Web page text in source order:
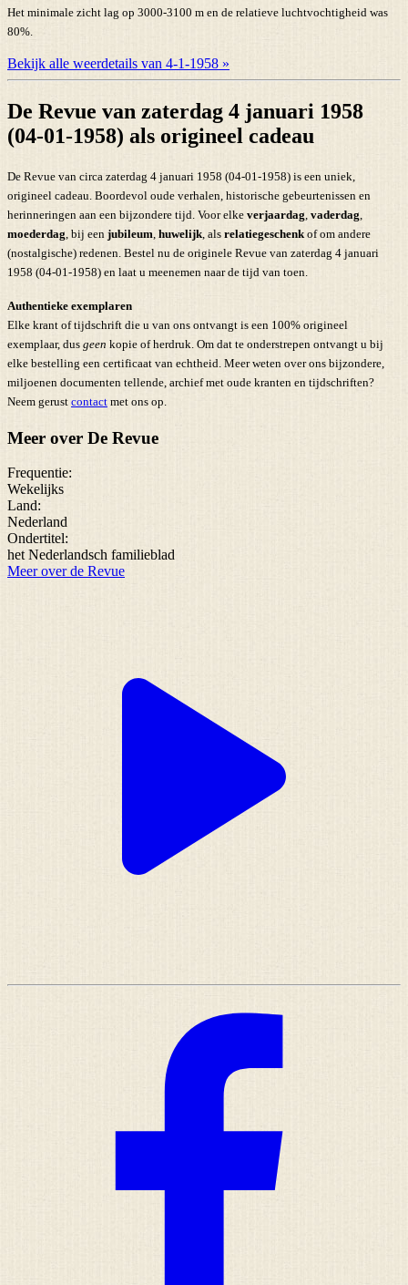
Het minimale zicht lag op 3000-3100 m en de relatieve luchtvochtigheid was
80%.
Bekijk alle weerdetails van 4-1-1958 »
De Revue van zaterdag 4 januari 1958
(04-01-1958) als origineel cadeau
De Revue van circa zaterdag 4 januari 1958 (04-01-1958) is een uniek,
origineel cadeau. Boordevol oude verhalen, historische gebeurtenissen en
herinneringen aan een bijzondere tijd. Voor elke verjaardag vaderdag
moederdag , bij een jubileum huwelijk , als relatiegeschenk of om andere
(nostalgische) redenen. Bestel nu de originele Revue van zaterdag 4 januari
1958 (04-01-1958) en laat u meenemen naar de tijd van toen.
Authentieke exemplaren
Elke krant of tijdschrift die u van ons ontvangt is een 100% origineel
exemplaar, dus geen kopie of herdruk. Om dat te onderstrepen ontvangt u bij
elke bestelling een certificaat van echtheid. Meer weten over ons bijzondere,
miljoenen documenten tellende, archief met oude kranten en tijdschriften?
Neem gerust contact met ons op.
Meer over De Revue
Frequentie:
Wekelijks
Land:
Nederland
Ondertitel:
het Nederlandsch familieblad
Meer over de Revue